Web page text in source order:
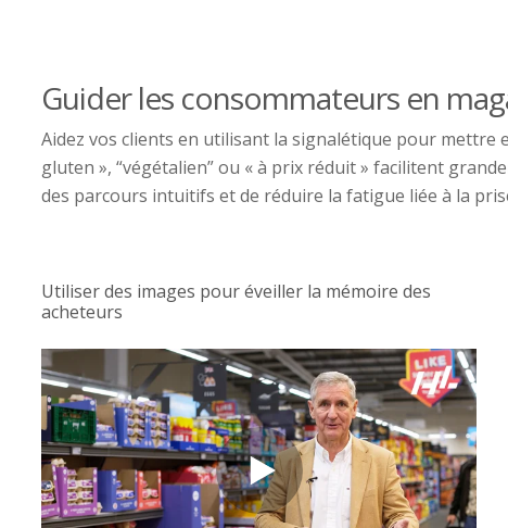
Guider les consommateurs en
Aidez vos clients en utilisant la signalétique pour mettre
gluten », “végétalien” ou « à prix réduit » facilitent
des parcours intuitifs et de réduire la fatigue liée à la
Utiliser des images pour éveiller la mémoire des
acheteurs